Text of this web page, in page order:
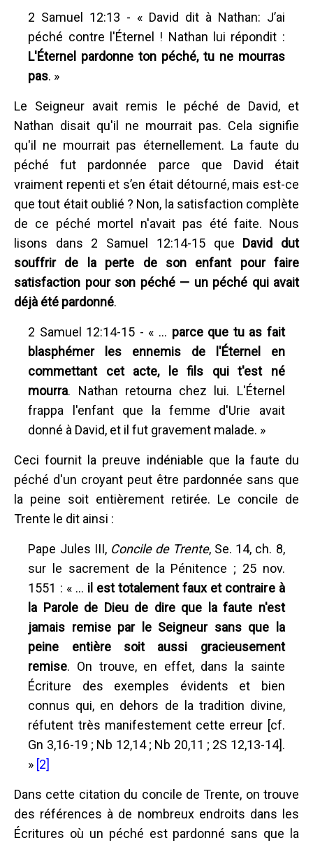
2 Samuel 12:13 - « David dit à Nathan: J’ai
péché contre l'Éternel ! Nathan lui répondit :
L'Éternel pardonne ton péché, tu ne mourras
pas. »
Le Seigneur avait remis le péché de David, et
Nathan disait qu'il ne mourrait pas. Cela signifie
qu'il ne mourrait pas éternellement. La faute du
péché fut pardonnée parce que David était
vraiment repenti et s’en était détourné, mais est-ce
que tout était oublié ? Non, la satisfaction complète
de ce péché mortel n'avait pas été faite. Nous
lisons dans 2 Samuel 12:14-15 que
David dut
souffrir de la perte de son enfant pour faire
satisfaction pour son péché — un péché qui avait
déjà été pardonné.
2 Samuel 12:14-15 - « ... parce que tu as fait
blasphémer les ennemis de l'Éternel en
commettant cet acte, le fils qui t'est né
mourra. Nathan retourna chez lui. L'Éternel
frappa l'enfant que la femme d'Urie avait
donné à David, et il fut gravement malade. »
Ceci fournit la preuve indéniable que la faute du
péché d'un croyant peut être pardonnée sans que
la peine soit entièrement retirée. Le concile de
Trente le dit ainsi :
Pape Jules III, Concile de Trente, Se. 14, ch. 8,
sur le sacrement de la Pénitence ; 25 nov.
1551 : « ... il est totalement faux et contraire à
la Parole de Dieu de dire que la faute n'est
jamais remise par le Seigneur sans que la
peine entière soit aussi gracieusement
remise. On trouve, en effet, dans la sainte
Écriture des exemples évidents et bien
connus qui, en dehors de la tradition divine,
réfutent très manifestement cette erreur [cf.
Gn 3,16-19 ; Nb 12,14 ; Nb 20,11 ; 2S 12,13-14].
» [2]
Dans cette citation du concile de Trente, on trouve
des références à de nombreux endroits dans les
Écritures où un péché est pardonné sans que la